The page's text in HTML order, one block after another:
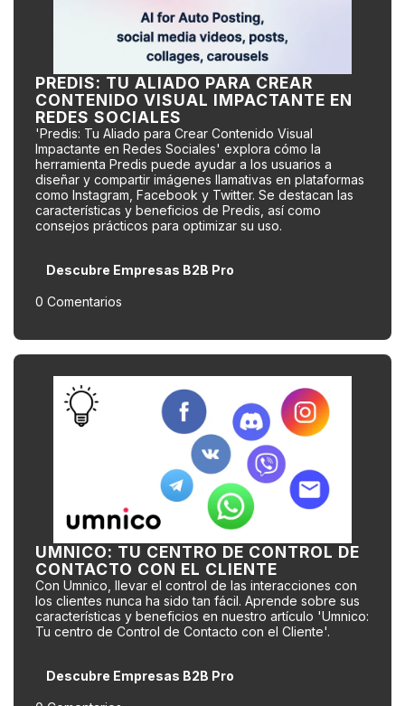
PREDIS: TU ALIADO PARA CREAR
CONTENIDO VISUAL IMPACTANTE EN
REDES SOCIALES
'Predis: Tu Aliado para Crear Contenido Visual
Impactante en Redes Sociales' explora cómo la
herramienta Predis puede ayudar a los usuarios a
diseñar y compartir imágenes llamativas en plataformas
como Instagram, Facebook y Twitter. Se destacan las
características y beneficios de Predis, así como
consejos prácticos para optimizar su uso.
Descubre Empresas B2B Pro
0 Comentarios
UMNICO: TU CENTRO DE CONTROL DE
CONTACTO CON EL CLIENTE
Con Umnico, llevar el control de las interacciones con
los clientes nunca ha sido tan fácil. Aprende sobre sus
características y beneficios en nuestro artículo 'Umnico:
Tu centro de Control de Contacto con el Cliente'.
Descubre Empresas B2B Pro